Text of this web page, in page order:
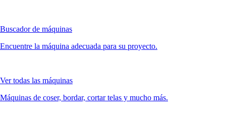
Buscador de máquinas
Encuentre la máquina adecuada para su proyecto.
Ver todas las máquinas
Máquinas de coser, bordar, cortar telas y mucho más.